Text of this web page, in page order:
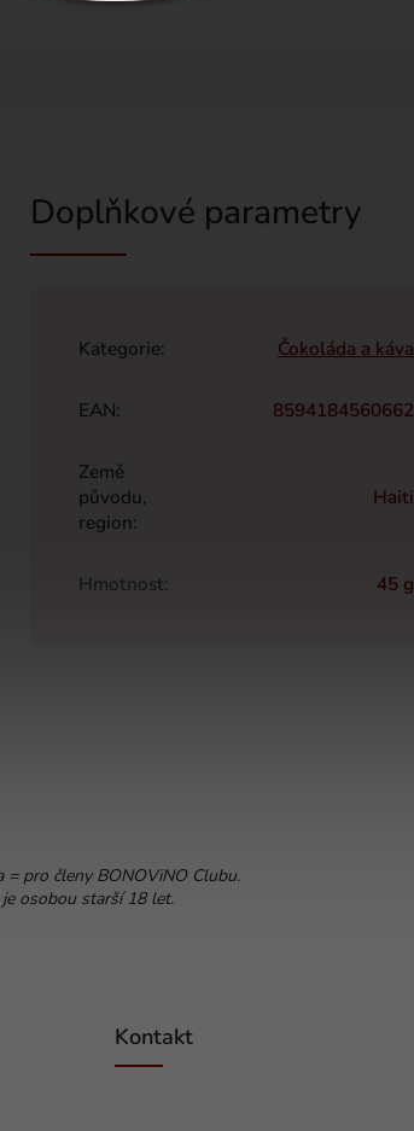
Doplňkové parametry
Kategorie: Čokoláda a káva
EAN: 8594184560662
Země
původu,
region:
Haiti
Hmotnost: 45 g
= pro členy BONOViNO Clubu.
osobou starší 18 let.
Kontakt